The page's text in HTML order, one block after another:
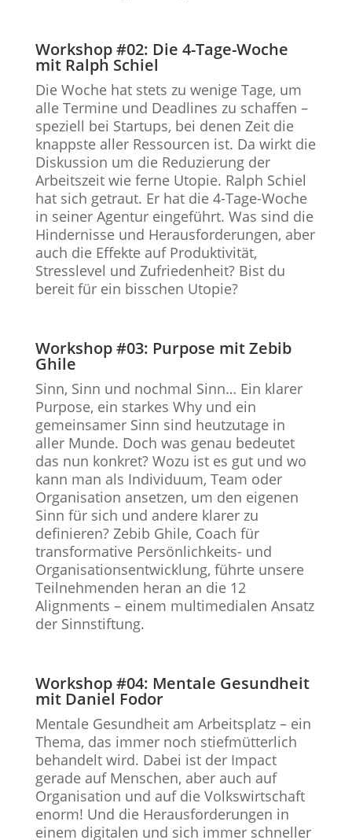
Workshop #02: Die 4-Tage-Woche
mit Ralph Schiel
Die Woche hat stets zu wenige Tage, um
alle Termine und Deadlines zu schaffen –
speziell bei Startups, bei denen Zeit die
knappste aller Ressourcen ist. Da wirkt die
Diskussion um die Reduzierung der
Arbeitszeit wie ferne Utopie. Ralph Schiel
hat sich getraut. Er hat die 4-Tage-Woche
in seiner Agentur eingeführt. Was sind die
Hindernisse und Herausforderungen, aber
auch die Effekte auf Produktivität,
Stresslevel und Zufriedenheit? Bist du
bereit für ein bisschen Utopie?
Workshop #03: Purpose mit Zebib
Ghile
Sinn, Sinn und nochmal Sinn… Ein klarer
Purpose, ein starkes Why und ein
gemeinsamer Sinn sind heutzutage in
aller Munde. Doch was genau bedeutet
das nun konkret? Wozu ist es gut und wo
kann man als Individuum, Team oder
Organisation ansetzen, um den eigenen
Sinn für sich und andere klarer zu
definieren? Zebib Ghile, Coach für
transformative Persönlichkeits- und
Organisationsentwicklung, führte unsere
Teilnehmenden heran an die 12
Alignments – einem multimedialen Ansatz
der Sinnstiftung.
Workshop #04: Mentale Gesundheit
mit Daniel Fodor
Mentale Gesundheit am Arbeitsplatz – ein
Thema, das immer noch stiefmütterlich
behandelt wird. Dabei ist der Impact
gerade auf Menschen, aber auch auf
Organisation und auf die Volkswirtschaft
enorm! Und die Herausforderungen in
einem digitalen und sich immer schneller